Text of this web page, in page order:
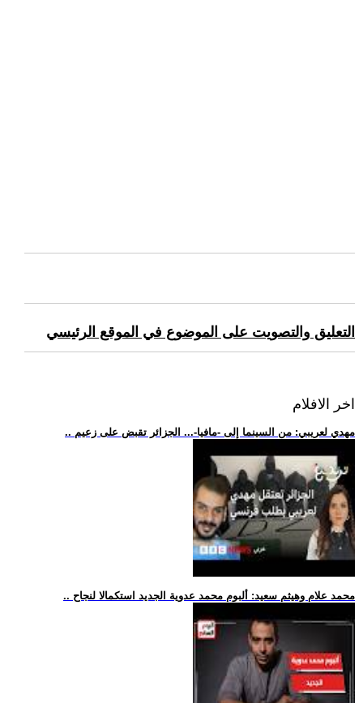
التعليق والتصويت على الموضوع في الموقع الرئيسي
اخر الافلام
.. مهدي لعريبي: من السينما إلى -مافيا-... الجزائر تقبض على زعيم
.. محمد علام وهيثم سعيد: ألبوم محمد عدوية الجديد استكمالا لنجاح